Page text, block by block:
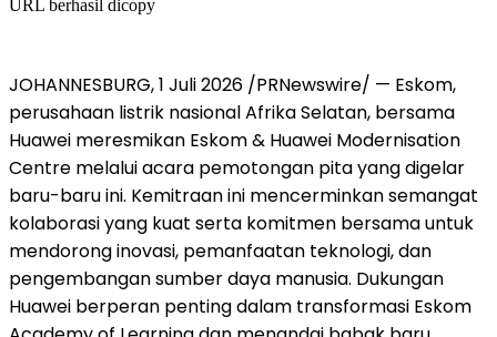
URL berhasil dicopy
JOHANNESBURG, 1 Juli 2026 /PRNewswire/ — Eskom,
perusahaan listrik nasional Afrika Selatan, bersama
Huawei meresmikan Eskom & Huawei Modernisation
Centre melalui acara pemotongan pita yang digelar
baru-baru ini. Kemitraan ini mencerminkan semangat
kolaborasi yang kuat serta komitmen bersama untuk
mendorong inovasi, pemanfaatan teknologi, dan
pengembangan sumber daya manusia. Dukungan
Huawei berperan penting dalam transformasi Eskom